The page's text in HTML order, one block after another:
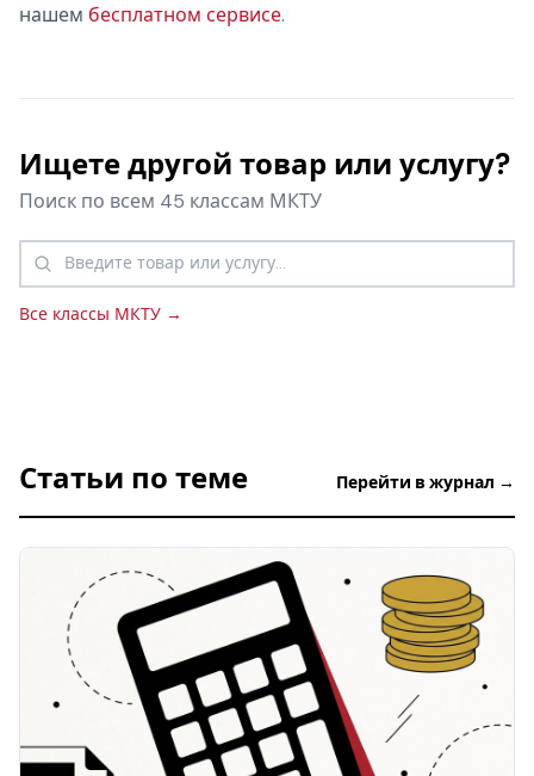
нашем бесплатном сервисе.
Ищете другой товар или услугу?
Поиск по всем 45 классам МКТУ
Все классы МКТУ →
Статьи по теме Перейти в журнал →